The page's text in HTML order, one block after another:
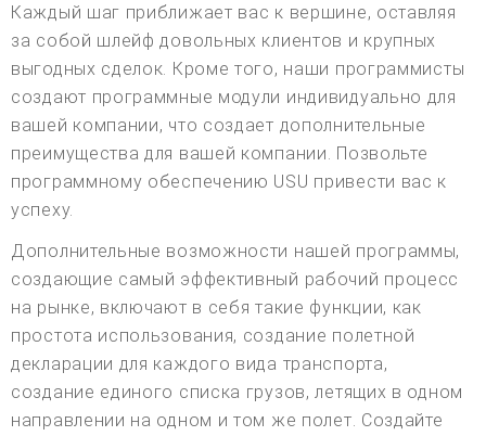
Каждый шаг приближает вас к вершине, оставляя
за собой шлейф довольных клиентов и крупных
выгодных сделок. Кроме того, наши программисты
создают программные модули индивидуально для
вашей компании, что создает дополнительные
преимущества для вашей компании. Позвольте
программному обеспечению USU привести вас к
успеху.
Дополнительные возможности нашей программы,
создающие самый эффективный рабочий процесс
на рынке, включают в себя такие функции, как
простота использования, создание полетной
декларации для каждого вида транспорта,
создание единого списка грузов, летящих в одном
направлении на одном и том же полет. Создайте